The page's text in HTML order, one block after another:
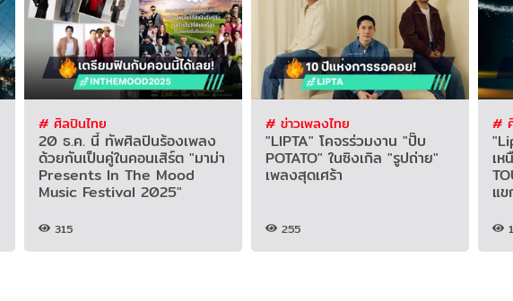
# ศิลปินไทย
20 ธ.ค. นี้ ทัพศิลปินร้องเพลง
ด้วยกันเป็นคู่ในคอนเสิร์ต "มาม่า
Presents In The Mood
Music Festival 2025"
315
# ข่าวเพลงไทย
"LIPTA" โคจรร่วมงาน "ปั๊บ
POTATO" ในซิงเกิล "รูปถ่าย"
เพลงสุดเศร้า
255
#
เ
แข